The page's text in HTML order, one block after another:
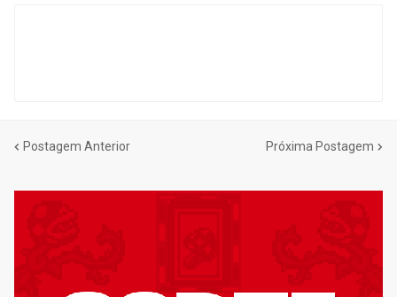
Postagem Anterior Próxima Postagem